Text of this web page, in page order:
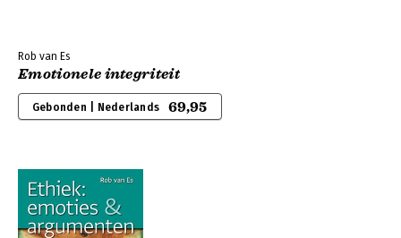
Rob van Es
Emotionele integriteit
Gebonden | Nederlands 69,95